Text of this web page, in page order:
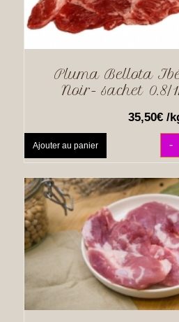
Pluma Bellota
Noir- sachet 0.8/
35,50€ /
-
Ajouter au panier